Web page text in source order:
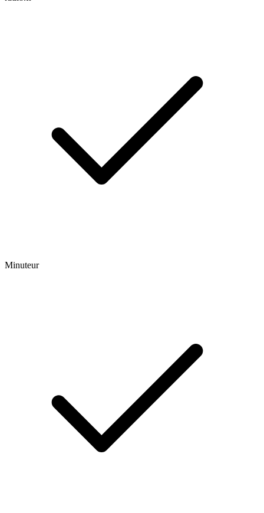
Minuteur